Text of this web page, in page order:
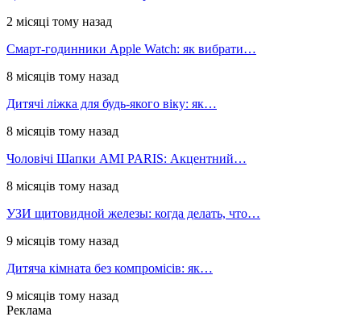
2 місяці тому назад
Смарт-годинники Apple Watch: як вибрати…
8 місяців тому назад
Дитячі ліжка для будь-якого віку: як…
8 місяців тому назад
Чоловічі Шапки AMI PARIS: Акцентний…
8 місяців тому назад
УЗИ щитовидной железы: когда делать, что…
9 місяців тому назад
Дитяча кімната без компромісів: як…
9 місяців тому назад
Реклама